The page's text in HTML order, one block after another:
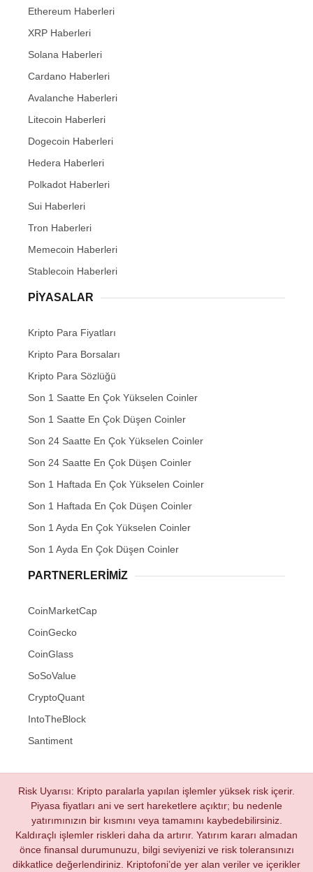
Ethereum Haberleri
XRP Haberleri
Solana Haberleri
Cardano Haberleri
Avalanche Haberleri
Litecoin Haberleri
Dogecoin Haberleri
Hedera Haberleri
Polkadot Haberleri
Sui Haberleri
Tron Haberleri
Memecoin Haberleri
Stablecoin Haberleri
PIYASALAR
Kripto Para Fiyatları
Kripto Para Borsaları
Kripto Para Sözlüğü
Son 1 Saatte En Çok Yükselen Coinler
Son 1 Saatte En Çok Düşen Coinler
Son 24 Saatte En Çok Yükselen Coinler
Son 24 Saatte En Çok Düşen Coinler
Son 1 Haftada En Çok Yükselen Coinler
Son 1 Haftada En Çok Düşen Coinler
Son 1 Ayda En Çok Yükselen Coinler
Son 1 Ayda En Çok Düşen Coinler
PARTNERLERIMIZ
CoinMarketCap
CoinGecko
CoinGlass
SoSoValue
CryptoQuant
IntoTheBlock
Santiment
Risk Uyarısı: Kripto paralarla yapılan işlemler yüksek risk içerir.
Piyasa fiyatları ani ve sert hareketlere açıktır; bu nedenle
yatırımınızın bir kısmını veya tamamını kaybedebilirsiniz.
Kaldıraçlı işlemler riskleri daha da artırır. Yatırım kararı almadan
önce finansal durumunuzu, bilgi seviyenizi ve risk toleransınızı
dikkatlice değerlendiriniz. Kriptofoni’de yer alan veriler ve içerikler